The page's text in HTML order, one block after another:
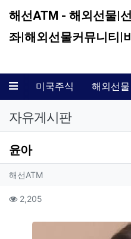
해선ATM - 해외선물|
좌|해외선물커뮤니티|
메뉴 미국주식 해외선물
자유게시판
윤아
작성자 정보
해선ATM작성
컨텐츠 정보
2,205